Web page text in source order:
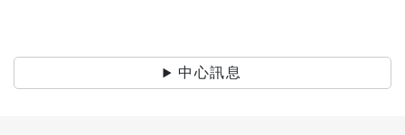
中心訊息